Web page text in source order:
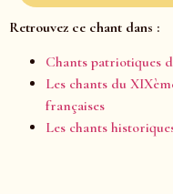
Retrouvez ce chant dans :
Chants patriotiques
Les chants du
françaises
Les chants